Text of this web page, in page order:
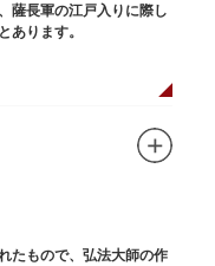
薩長軍の江戸入りに際し
あります。
たもので、弘法大師の作